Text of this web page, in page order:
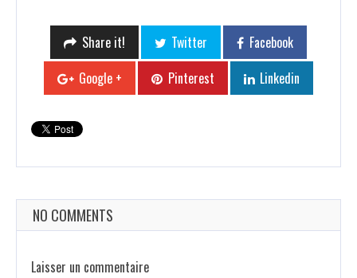
Share it! Twitter
Facebook
Google +
Pinterest Linkedin
NO COMMENTS
Laisser un commentaire